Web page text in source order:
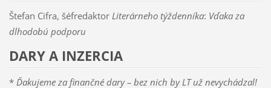
Štefan Cifra, šéfredaktor Literárneho týždenníka: Vďaka za
dlhodobú podporu
DARY A INZERCIA
* Ďakujeme za finančné dary – bez nich by LT už nevychádzal!